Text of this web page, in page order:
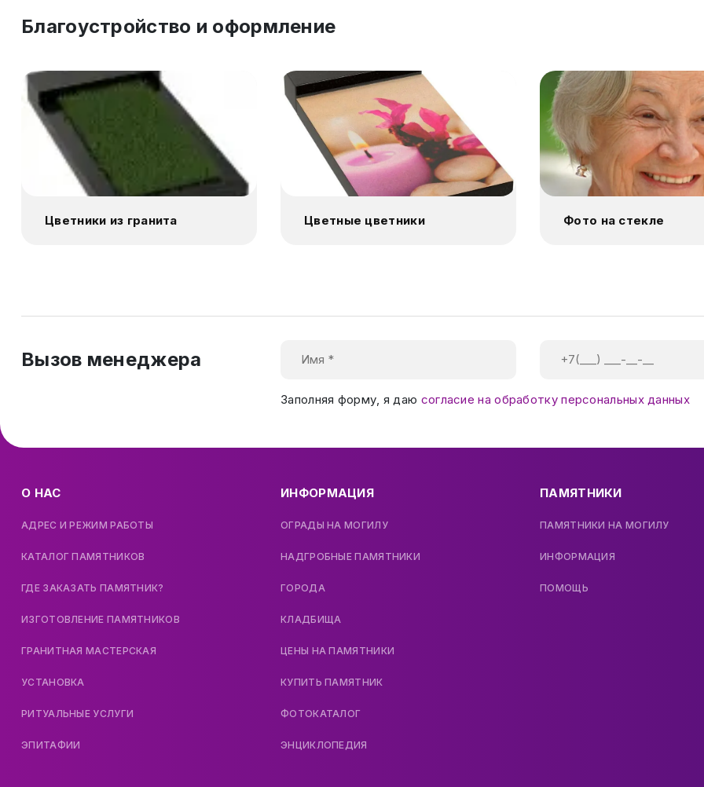
Благоустройство и оформление
Цветники из гранита Цветные цветники Фото на стекле
Вызов менеджера
Заполняя форму, я даю согласие на обработку персональных данных
О НАС
АДРЕС И РЕЖИМ РАБОТЫ
КАТАЛОГ ПАМЯТНИКОВ
ГДЕ ЗАКАЗАТЬ ПАМЯТНИК?
ИЗГОТОВЛЕНИЕ ПАМЯТНИКОВ
ГРАНИТНАЯ МАСТЕРСКАЯ
УСТАНОВКА
РИТУАЛЬНЫЕ УСЛУГИ
ЭПИТАФИИ
ИНФОРМАЦИЯ
ОГРАДЫ НА МОГИЛУ
НАДГРОБНЫЕ ПАМЯТНИКИ
ГОРОДА
КЛАДБИЩА
ЦЕНЫ НА ПАМЯТНИКИ
КУПИТЬ ПАМЯТНИК
ФОТОКАТАЛОГ
ЭНЦИКЛОПЕДИЯ
ПАМЯТНИКИ
ПАМЯТНИКИ НА МОГИЛУ
ИНФОРМАЦИЯ
ПОМОЩЬ